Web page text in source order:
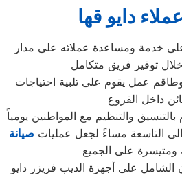
دايو قها
خدمة ومساعدة عملائه على مدار
توفير فريق متكامل
عمل يقوم على تلبية احتياجات
والتنظيم مع المواطنين يومياً
التاسعة مساءً لجعل عمليات صيانة
الشامل على أجهزة الديب فريزر دايو